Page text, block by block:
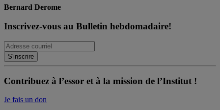
Bernard Derome
Inscrivez-vous au Bulletin hebdomadaire!
Contribuez à l’essor et à la mission de l’Institut !
Je fais un don